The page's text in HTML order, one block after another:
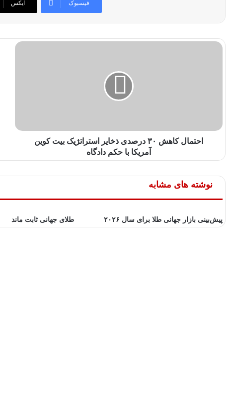
فیسبوک ایکس
احتمال کاهش ۳۰ درصدی ذخایر استراتژیک بیت کوین
آمریکا با حکم دادگاه
نوشته های مشابه
طلای جهانی ثابت ماند پیش‌بینی بازار جهانی طلا برای سال ۲۰۲۶